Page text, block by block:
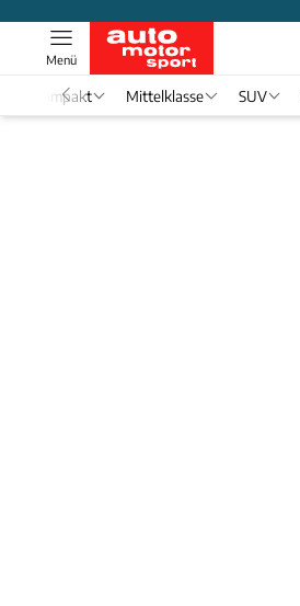
Menü
Kompakt Mittelklasse SUV